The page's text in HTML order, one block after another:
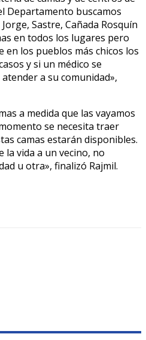
Departamento buscamos
Sastre, Cañada Rosquín
en todos los lugares pero
en los pueblos más chicos los
y si un médico se
a su comunidad»,
a medida que las vayamos
se necesita traer
camas estarán disponibles.
la vida a un vecino, no
u otra», finalizó Rajmil.